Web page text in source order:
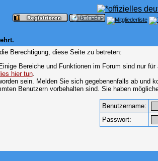
Berechtigung, diese Seite zu betreten:
Bereiche und Funktionen im Forum sind nur
hier tun.
sein. Melden Sie sich gegebenenfalls ab und
Benutzern vorbehalten sind. Sie haben
Benutzername:
Passwort: